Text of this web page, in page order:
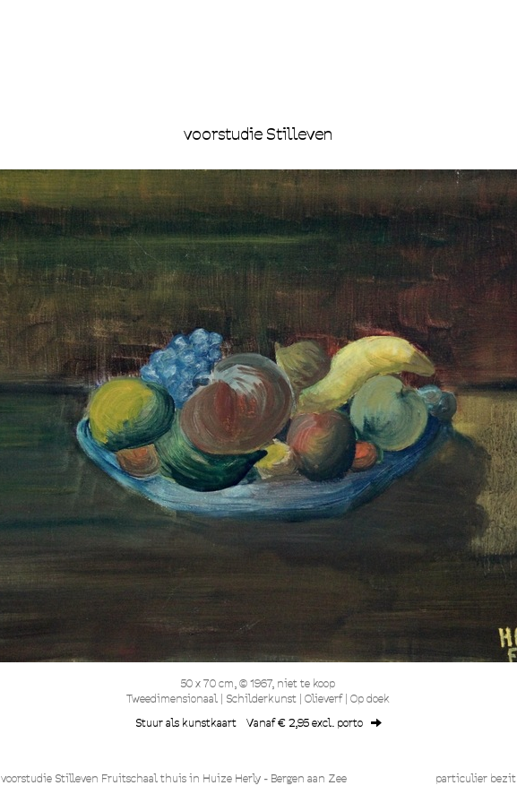
voorstudie Stilleven
50 x 70 cm, © 1967, niet te koop
Tweedimensionaal | Schilderkunst | Olieverf | Op doek
Stuur als kunstkaart Vanaf € 2,95 excl. porto
voorstudie Stilleven Fruitschaal thuis in Huize Herly - Bergen aan Zee particulier bezit